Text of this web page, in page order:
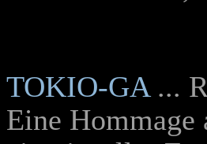
TOKIO-GA...
Eine Hommage